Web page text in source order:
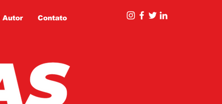
Autor Contato